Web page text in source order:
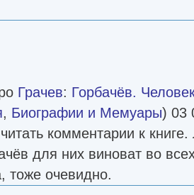
Грачев: Горбачёв.
, Биографии и Мемуары) 03
комментарии к
для них виноват во
тоже очевидно.